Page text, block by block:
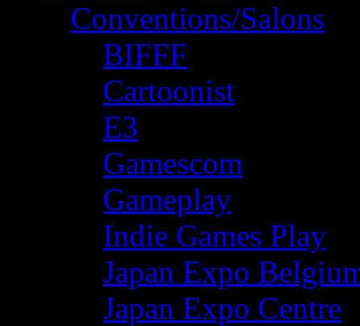
Conventions/Salons
BIFFF
Cartoonist
E3
Gamescom
Gameplay
Indie Games Play
Japan Expo
Japan Expo Centre